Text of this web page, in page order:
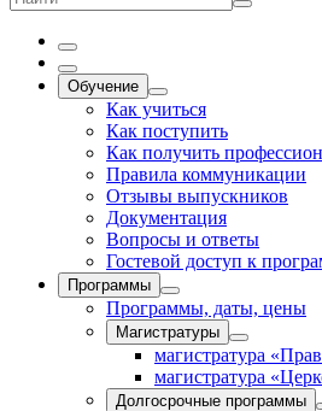
Обучение
Как учиться
Как поступить
Как получить
Правила коммуникации
Отзывы выпускников
Документация
Вопросы и ответы
Гостевой доступ к
Программы
Программы, даты, цены
Магистратуры
магистратура
магистратура
Долгосрочные программы